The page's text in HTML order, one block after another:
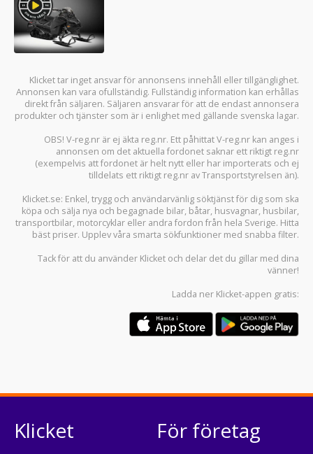
Klicket tar inget ansvar för annonsens innehåll eller tillgänglighet.
Annonsen kan vara ofullständig. Fullständig information kan erhållas
direkt från säljaren. Säljaren ansvarar för att de endast annonsera
produkter och tjänster som är i enlighet med gällande svenska lagar.
OBS! V-reg.nr är ej äkta reg.nr. Ett påhittat V-reg.nr kan anges i
annonsen om det aktuella fordonet saknar ett riktigt reg.nr
(exempelvis att fordonet är helt nytt eller har importerats och ej
tilldelats ett riktigt reg.nr av Transportstyrelsen än).
Klicket.se: Enkel, trygg och användarvänlig söktjänst för dig som ska
köpa och sälja nya och begagnade bilar, båtar, husvagnar, husbilar,
transportbilar, motorcyklar eller andra fordon från hela Sverige. Hitta
bäst priser. Upplev våra smarta sökfunktioner med snabba filter.
Tack för att du använder Klicket och delar det du gillar med dina
vänner!
Ladda ner Klicket-appen gratis:
Klicket För företag